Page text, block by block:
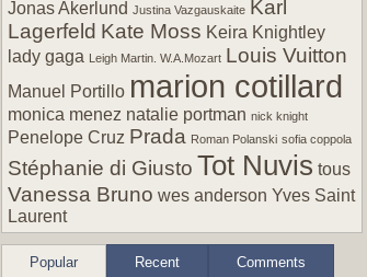
Jonas Akerlund Justina Vazgauskaite Karl
Lagerfeld Kate Moss Keira Knightley
lady gaga Leigh Martin. W.A.Mozart Louis Vuitton
Manuel Portillo marion cotillard
monica menez natalie portman nick knight
Penelope Cruz Prada Roman Polanski sofia coppola
Stéphanie di Giusto Tot Nuvis tous
Vanessa Bruno wes anderson Yves Saint
Laurent
Popular Recent Comments